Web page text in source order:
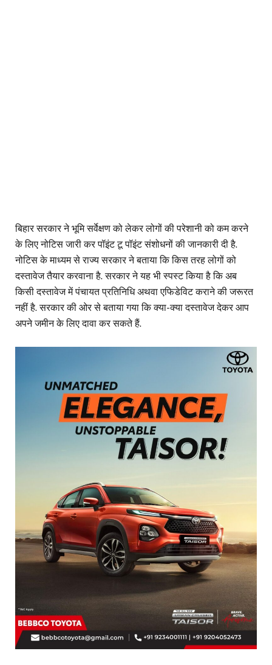
बिहार सरकार ने भूमि सर्वेक्षण को लेकर लोगों की परेशानी को कम करने
के लिए नोटिस जारी कर पॉइंट टू पॉइंट संशोधनों की जानकारी दी है.
नोटिस के माध्यम से राज्य सरकार ने बताया कि किस तरह लोगों को
दस्तावेज तैयार करवाना है. सरकार ने यह भी स्पस्ट किया है कि अब
किसी दस्तावेज में पंचायत प्रतिनिधि अथवा एफिडेविट कराने की जरूरत
नहीं है. सरकार की ओर से बताया गया कि क्या-क्या दस्तावेज देकर आप
अपने जमीन के लिए दावा कर सकते हैं.